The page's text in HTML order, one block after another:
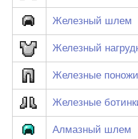
Железный шлем
Железный
Железные поножи
Железные
Алмазный шлем